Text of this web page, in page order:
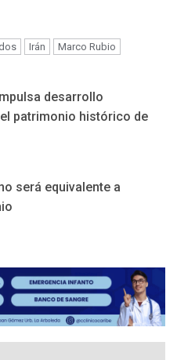
Irán Marco Rubio
desarrollo
patrimonio histórico de
será equivalente a
fortalece capacidad
con flota
ÚLTIMA HORA
hundimiento de la
Bautista Arismendi» a